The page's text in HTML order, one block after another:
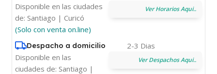
Disponible en las ciudades
de: Santiago | Curicó
(Solo con venta on.line)
Ver Horarios Aqui..
Despacho a domicilio
Disponible en las
ciudades de: Santiago |
2-3 Dias
Ver Despachos Aqui..